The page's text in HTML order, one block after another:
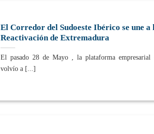
El Corredor del Sudoeste Ibérico se une
Reactivación de Extremadura
El pasado 28 de Mayo , la plataforma empresarial
volvío a [...]